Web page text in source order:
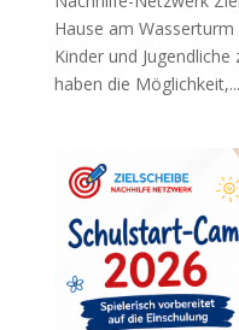
Hause am Wasserturm
Kinder und
haben die Möglichkeit,...